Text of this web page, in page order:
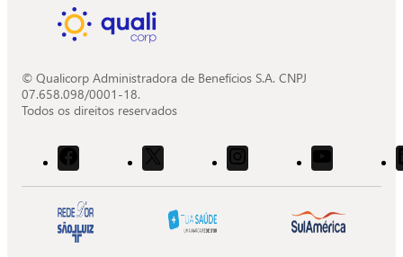
© Qualicorp Administradora de Benefícios S.A. CNPJ
07.658.098/0001-18.
Todos os direitos reservados
Acessar
o
Facebook
da
Quali.
Acessar
o
X
Quali.
Acessar
o
Instagram
Acessar
o
Youtube
Quali.